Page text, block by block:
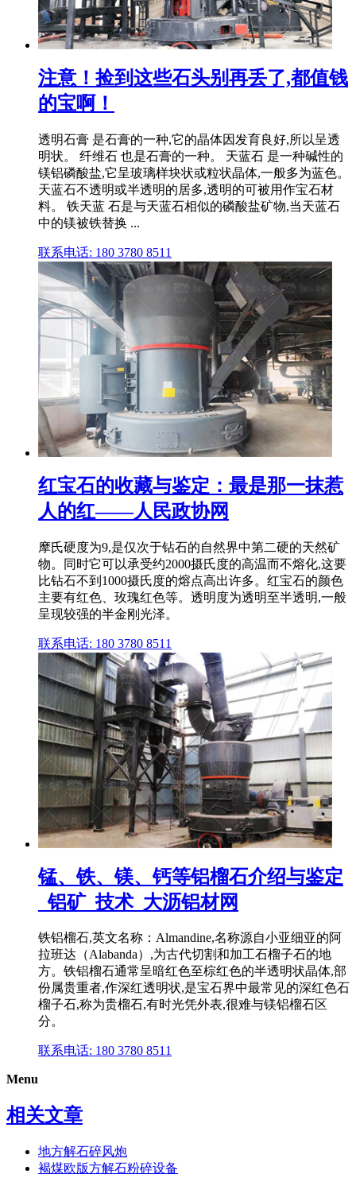
注意！捡到这些石头别再丢了,都值钱
的宝啊！
透明石膏 是石膏的一种,它的晶体因发育良好,所以呈透
明状。 纤维石 也是石膏的一种。 天蓝石 是一种碱性的
镁铝磷酸盐,它呈玻璃样块状或粒状晶体,一般多为蓝色。
天蓝石不透明或半透明的居多,透明的可被用作宝石材
料。 铁天蓝 石是与天蓝石相似的磷酸盐矿物,当天蓝石
中的镁被铁替换 ...
联系电话: 180 3780 8511
红宝石的收藏与鉴定：最是那一抹惹
人的红——人民政协网
摩氏硬度为9,是仅次于钻石的自然界中第二硬的天然矿
物。同时它可以承受约2000摄氏度的高温而不熔化,这要
比钻石不到1000摄氏度的熔点高出许多。红宝石的颜色
主要有红色、玫瑰红色等。透明度为透明至半透明,一般
呈现较强的半金刚光泽。
联系电话: 180 3780 8511
锰、铁、镁、钙等铝榴石介绍与鉴定
_铝矿_技术_大沥铝材网
铁铝榴石,英文名称：Almandine,名称源自小亚细亚的阿
拉班达（Alabanda）,为古代切割和加工石榴子石的地
方。铁铝榴石通常呈暗红色至棕红色的半透明状晶体,部
份属贵重者,作深红透明状,是宝石界中最常见的深红色石
榴子石,称为贵榴石,有时光凭外表,很难与镁铝榴石区
分。
联系电话: 180 3780 8511
Menu
相关文章
地方解石碎风炮
褐煤欧版方解石粉碎设备